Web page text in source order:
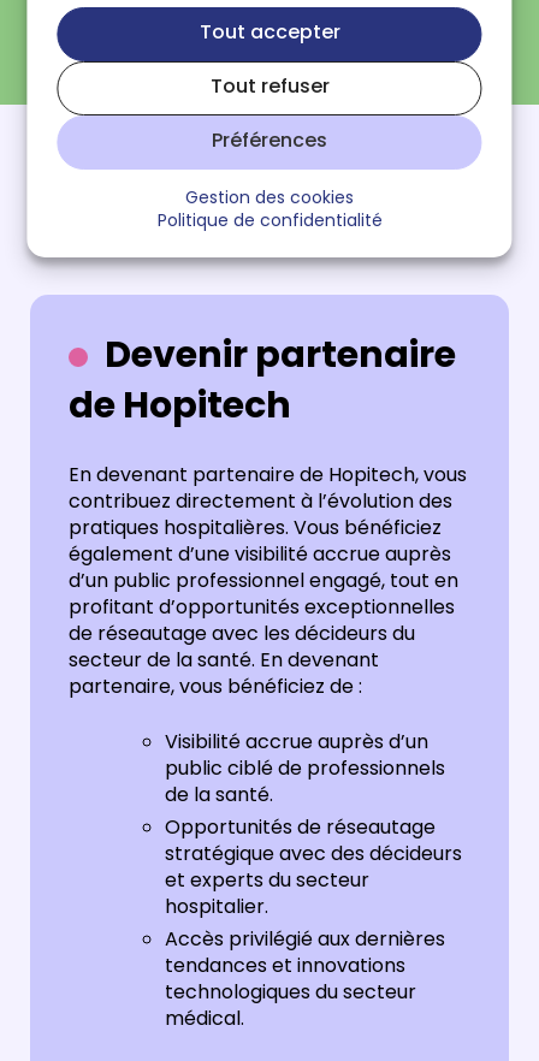
Tout accepter
Tout refuser
Préférences
Gestion des cookies
Politique de confidentialité
Nos partenaires permanents sont des soutiens
constants qui jouent un rôle essentiel dans la
pérennité et l’évolution de Hopitech. Leur
engagement à long terme permet à l’événement
de continuer à innover et à répondre aux attentes
élevées de notre communauté professionnelle.
Devenir partenaire
de Hopitech
En devenant partenaire de Hopitech, vous
contribuez directement à l’évolution des
pratiques hospitalières. Vous bénéficiez
également d’une visibilité accrue auprès
d’un public professionnel engagé, tout en
profitant d’opportunités exceptionnelles
de réseautage avec les décideurs du
secteur de la santé. En devenant
partenaire, vous bénéficiez de :
Visibilité accrue auprès d’un
public ciblé de professionnels
de la santé.
Opportunités de réseautage
stratégique avec des décideurs
et experts du secteur
hospitalier.
Accès privilégié aux dernières
tendances et innovations
technologiques du secteur
médical.